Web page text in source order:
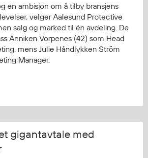
en ambisjon om å tilby bransjens
velger Aalesund Protective
salg og marked til én avdeling. De
Anniken Vorpenes (42) som Head
mens Julie Håndlykken Ström
Manager.
gigantavtale med